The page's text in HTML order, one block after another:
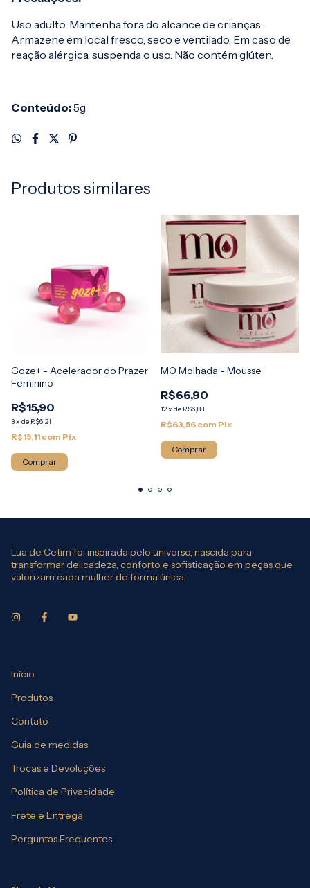
Uso adulto. Mantenha fora do alcance de crianças.
Armazene em local fresco, seco e ventilado. Em caso de
reação alérgica, suspenda o uso. Não contém glúten.
Conteúdo:5g
Produtos similares
Goze+ - Acelerador do Prazer
Feminino
R$15,90
3x de R$6,21
R$15,11 com Pix
MO Molhada - Mousse
R$66,90
12x de R$6,88
R$63,56 com Pix
Lua de Cetim foi inspirada pelo universo, nascida para
transformar delicadeza, conforto e sofisticação em peças que
valorizam cada mulher de forma única.
Início
Produtos
Contato
Guia de medidas
Trocas e Devoluções
Política de Privacidade
Frete e Entrega
Perguntas Frequentes